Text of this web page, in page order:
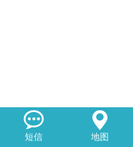

短信

地图